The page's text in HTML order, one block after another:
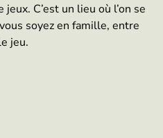
C’est un lieu où l’on se
soyez en famille, entre
jeu.